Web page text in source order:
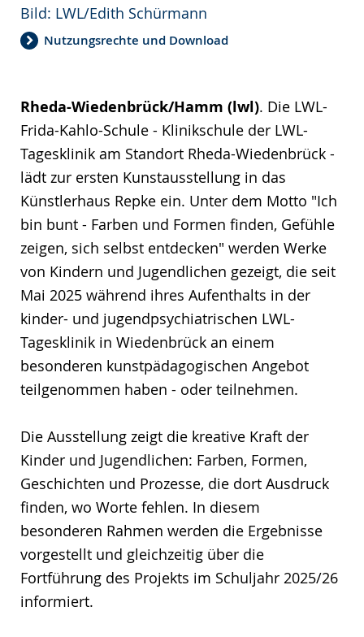
Bild: LWL/Edith Schürmann
Nutzungsrechte und Download
Rheda-Wiedenbrück/Hamm (lwl). Die LWL-
Frida-Kahlo-Schule - Klinikschule der LWL-
Tagesklinik am Standort Rheda-Wiedenbrück -
lädt zur ersten Kunstausstellung in das
Künstlerhaus Repke ein. Unter dem Motto "Ich
bin bunt - Farben und Formen finden, Gefühle
zeigen, sich selbst entdecken" werden Werke
von Kindern und Jugendlichen gezeigt, die seit
Mai 2025 während ihres Aufenthalts in der
kinder- und jugendpsychiatrischen LWL-
Tagesklinik in Wiedenbrück an einem
besonderen kunstpädagogischen Angebot
teilgenommen haben - oder teilnehmen.
Die Ausstellung zeigt die kreative Kraft der
Kinder und Jugendlichen: Farben, Formen,
Geschichten und Prozesse, die dort Ausdruck
finden, wo Worte fehlen. In diesem
besonderen Rahmen werden die Ergebnisse
vorgestellt und gleichzeitig über die
Fortführung des Projekts im Schuljahr 2025/26
informiert.